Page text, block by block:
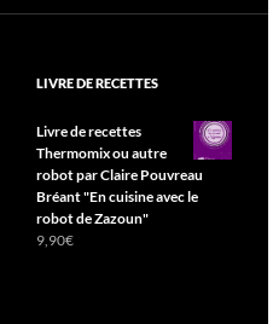
LIVRE DE RECETTES
Livre de recettes
Thermomix ou autre
robot par Claire Pouvreau
Bréant "En cuisine avec le
robot de Zazoun"
9,90€